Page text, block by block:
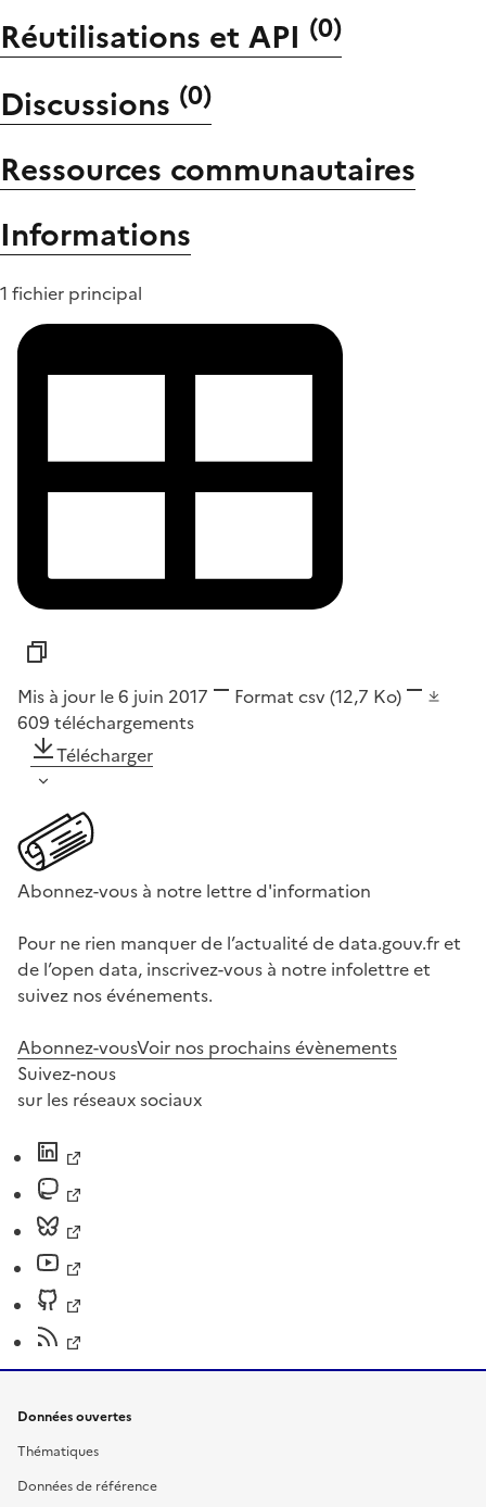
Réutilisations et API (0)
Discussions (0)
Ressources communautaires
Informations
1 fichier principal
Mis à jour le 6 juin 2017 Format csv(12,7 Ko)
609 téléchargements
Télécharger
Abonnez-vous à notre lettre d'information
Pour ne rien manquer de l’actualité de data.gouv.fr et
de l’open data, inscrivez-vous à notre infolettre et
suivez nos événements.
Abonnez-vousVoir nos prochains évènements
Suivez-nous
sur les réseaux sociaux
Données ouvertes
Thématiques
Données de référence